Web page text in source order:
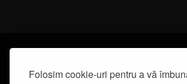
Folosim cookie-uri pentru a vă